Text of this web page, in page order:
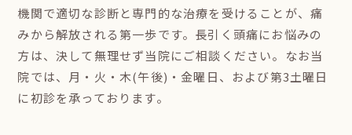
機関で適切な診断と専門的な治療を受けることが、痛
みから解放される第一歩です。長引く頭痛にお悩みの
方は、決して無理せず当院にご相談ください。なお当
院では、月・火・木(午後)・金曜日、および第3土曜日
に初診を承っております。